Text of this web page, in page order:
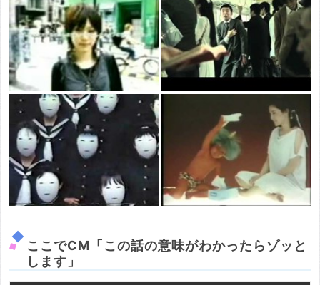
ここでCM「この話の意味がわかったらゾッと
します」